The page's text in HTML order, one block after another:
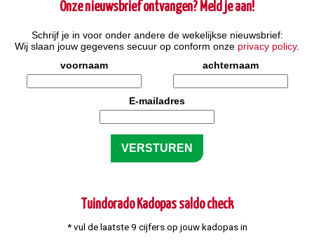
Onze nieuwsbrief ontvangen? Meld je aan!
Schrijf je in voor onder andere de wekelijkse nieuwsbrief:
Wij slaan jouw gegevens secuur op conform onze privacy policy.
voornaam
achternaam
E-mailadres
Tuindorado Kadopas saldo check
* vul de laatste 9 cijfers op jouw kadopas in